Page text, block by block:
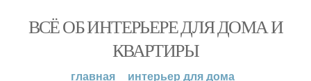
ВСЁ ОБ ИНТЕРЬЕРЕ ДЛЯ ДОМА И
КВАРТИРЫ
главная
интерьер для дома